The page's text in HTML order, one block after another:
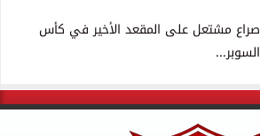
صراع مشتعل على المقعد الأخير في كأس
السوبر...